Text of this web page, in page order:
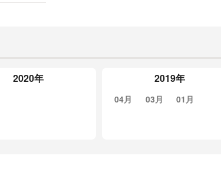
2020年 2019年
04月 03月 01月